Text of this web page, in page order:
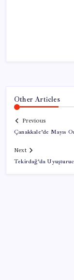
Other Articles
Previous
Çanakkale’de Mayıs
Next
Tekirdağ’da